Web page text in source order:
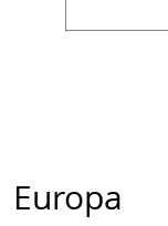
Europa